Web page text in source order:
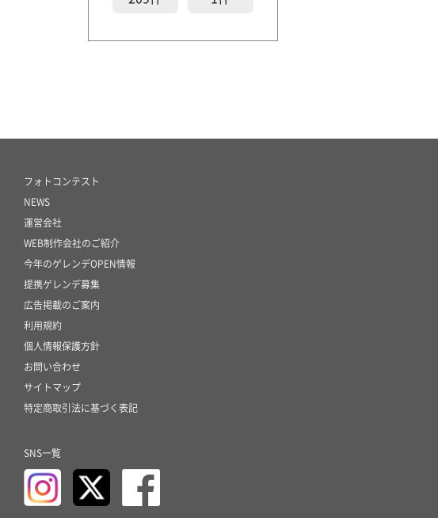
フォトコンテスト
NEWS
運営会社
WEB制作会社のご紹介
今年のゲレンデOPEN情報
提携ゲレンデ募集
広告掲載のご案内
利用規約
個人情報保護方針
お問い合わせ
サイトマップ
特定商取引法に基づく表記
SNS一覧